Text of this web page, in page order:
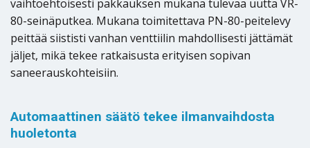
vaihtoehtoisesti pakkauksen mukana tulevaa uutta VR-
80-seinäputkea. Mukana toimitettava PN-80-peitelevy
peittää siististi vanhan venttiilin mahdollisesti jättämät
jäljet, mikä tekee ratkaisusta erityisen sopivan
saneerauskohteisiin.
Automaattinen säätö tekee ilmanvaihdosta
huoletonta